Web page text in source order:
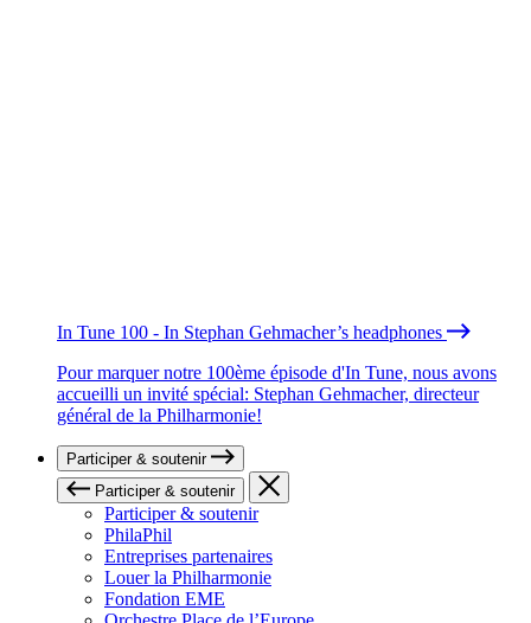
In Tune 100 - In Stephan Gehmacher’s headphones
Pour marquer notre 100ème épisode d'In Tune, nous avons
accueilli un invité spécial: Stephan Gehmacher, directeur
général de la Philharmonie!
Participer & soutenir
Participer & soutenir
Participer & soutenir
PhilaPhil
Entreprises partenaires
Louer la Philharmonie
Fondation EME